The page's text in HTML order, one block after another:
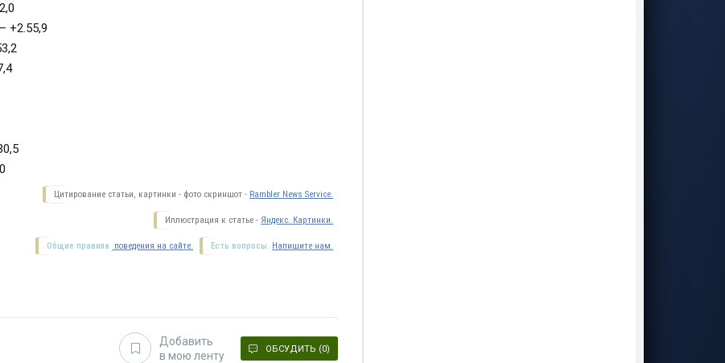
+2.55,9
Цитирование статьи, картинки - фото скриншот - Rambler News Service.
Иллюстрация к статье - Яндекс. Картинки.
Есть вопросы. Напишите нам.
Общие правила поведения на сайте.
Добавить
в мою ленту
ОБСУДИТЬ (0)